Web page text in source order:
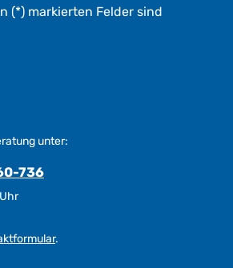
(*) markierten Felder sind
unter:
736
.